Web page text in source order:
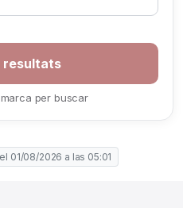
per buscar
01/08/2026 a las 05:01